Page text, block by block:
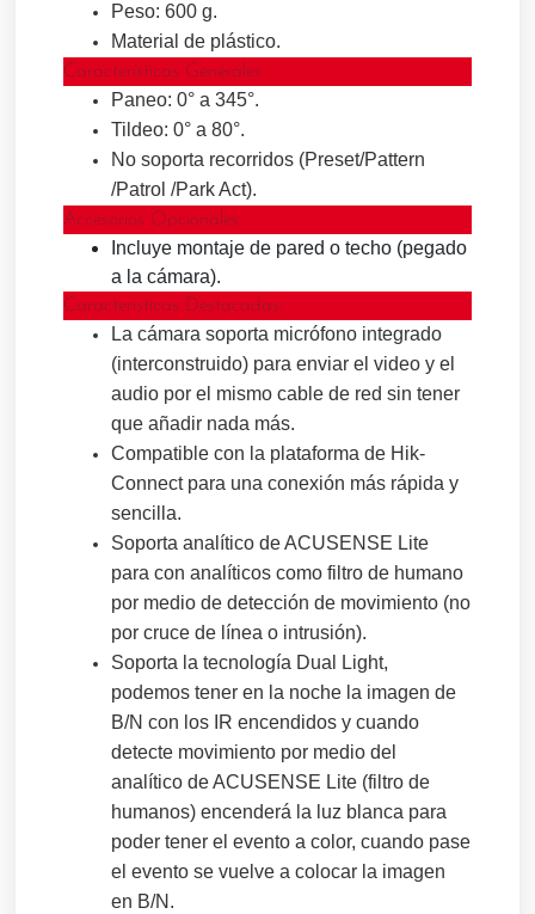
Peso: 600 g.
Material de plástico.
Características Generales
Paneo: 0° a 345°.
Tildeo: 0° a 80°.
No soporta recorridos (Preset/Pattern
/Patrol /Park Act).
Accesorios Opcionales:
Incluye montaje de pared o techo (pegado
a la cámara).
Características Destacadas:
La cámara soporta micrófono integrado
(interconstruido) para enviar el video y el
audio por el mismo cable de red sin tener
que añadir nada más.
Compatible con la plataforma de Hik-
Connect para una conexión más rápida y
sencilla.
Soporta analítico de ACUSENSE Lite
para con analíticos como filtro de humano
por medio de detección de movimiento (no
por cruce de línea o intrusión).
Soporta la tecnología Dual Light,
podemos tener en la noche la imagen de
B/N con los IR encendidos y cuando
detecte movimiento por medio del
analítico de ACUSENSE Lite (filtro de
humanos) encenderá la luz blanca para
poder tener el evento a color, cuando pase
el evento se vuelve a colocar la imagen
en B/N.